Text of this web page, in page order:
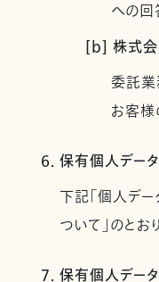
への回
[b] 株式会
委託業
お客
6. 保有個人デー
下記「個人デ
ついて」のとお
7. 保有個人デー